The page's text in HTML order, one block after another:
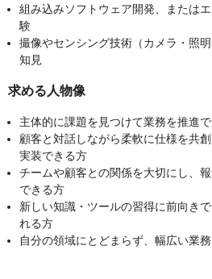
組み込みソフトウェア開発、または
験
撮像やセンシング技術（カメラ・照
知見
求める人物像
主体的に課題を見つけて業務を推進
顧客と対話しながら柔軟に仕様を共
実装できる方
チームや顧客との関係を大切にし、
できる方
新しい知識・ツールの習得に前向き
れる方
自分の領域にとどまらず、幅広い業